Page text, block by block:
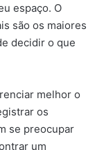
espaço. O
são os maiores
decidir o que
melhor o
os
se preocupar
um